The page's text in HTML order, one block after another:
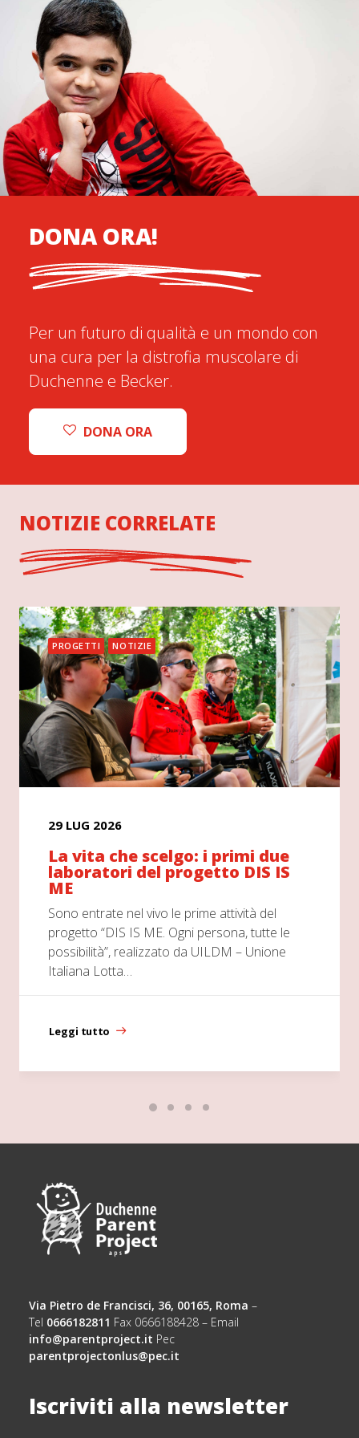
DONA ORA!
Per un futuro di qualità e un mondo con
una cura per la distrofia muscolare di
Duchenne e Becker.
DONA ORA
NOTIZIE CORRELATE
PROGETTI NOTIZIE
29 LUG 2026
La vita che scelgo: i primi due
laboratori del progetto DIS IS
ME
Sono entrate nel vivo le prime attività del
progetto “DIS IS ME. Ogni persona, tutte le
possibilità”, realizzato da UILDM – Unione
Italiana Lotta…
Leggi tutto
Via Pietro de Francisci, 36, 00165, Roma –
Tel 0666182811 Fax 0666188428 – Email
info@parentproject.it Pec
parentprojectonlus@pec.it
Iscriviti alla newsletter